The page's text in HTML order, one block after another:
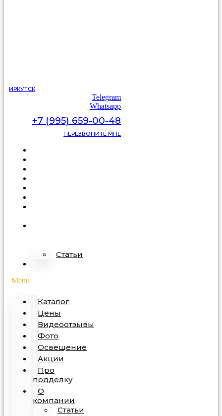
ИРКУТСК
Telegram
Whatsapp
+7 (995) 659-00-48
ПЕРЕЗВОНИТЕ МНЕ
Статьи
Menu
Каталог
Цены
Видеоотзывы
Фото
Освещение
Акции
Про
подделку
О
компании
Статьи